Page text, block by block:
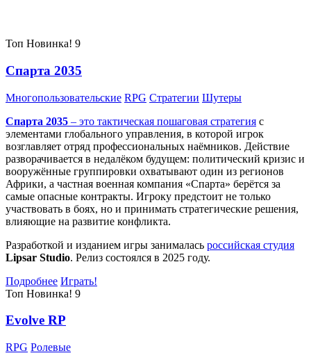
Топ Новинка! 9
Спарта 2035
Многопользовательские RPG Стратегии Шутеры
Спарта 2035 – это тактическая пошаговая стратегия с
элементами глобального управления, в которой игрок
возглавляет отряд профессиональных наёмников. Действие
разворачивается в недалёком будущем: политический кризис и
вооружённые группировки охватывают один из регионов
Африки, а частная военная компания «Спарта» берётся за
самые опасные контракты. Игроку предстоит не только
участвовать в боях, но и принимать стратегические решения,
влияющие на развитие конфликта.
Разработкой и изданием игры занималась российская студия
Lipsar Studio. Релиз состоялся в 2025 году.
Подробнее Играть!
Топ Новинка! 9
Evolve RP
RPG Ролевые